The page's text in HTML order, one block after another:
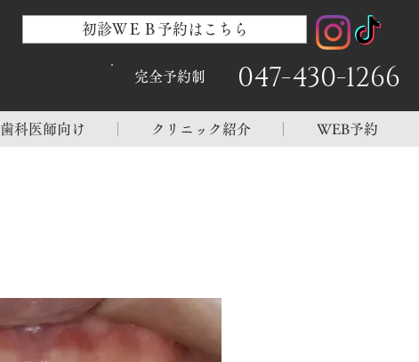
完全予約制 047-430-1266
初診ＷＥＢ予約はこちら
歯科医師向け クリニック紹介 WEB予約